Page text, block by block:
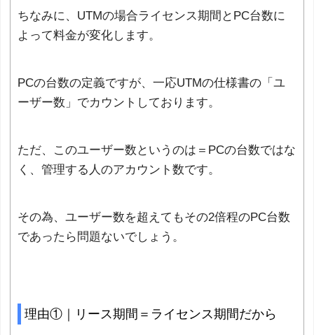
ちなみに、UTMの場合ライセンス期間とPC台数に
よって料金が変化します。
PCの台数の定義ですが、一応UTMの仕様書の「ユ
ーザー数」でカウントしております。
ただ、このユーザー数というのは＝PCの台数ではな
く、管理する人のアカウント数です。
その為、ユーザー数を超えてもその2倍程のPC台数
であったら問題ないでしょう。
理由①｜リース期間＝ライセンス期間だから